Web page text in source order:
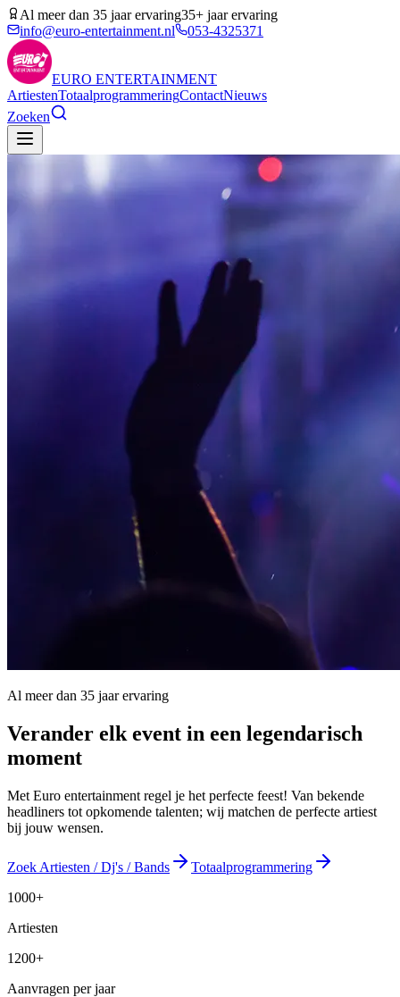
Al meer dan 35 jaar ervaring35+ jaar ervaring
info@euro-entertainment.nl
053-4325371
EURO ENTERTAINMENT
ArtiestenTotaalprogrammeringContactNieuws
Zoeken
Al meer dan 35 jaar ervaring
Verander elk event in een legendarisch
moment
Met Euro entertainment regel je het perfecte feest! Van bekende
headliners tot opkomende talenten; wij matchen de perfecte artiest
bij jouw wensen.
Zoek Artiesten / Dj's / Bands
Totaalprogrammering
1000+
Artiesten
1200+
Aanvragen per jaar